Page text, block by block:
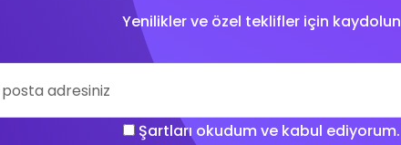
Yenilikler ve özel teklifler için kaydolun
Şartları okudum ve kabul ediyorum.